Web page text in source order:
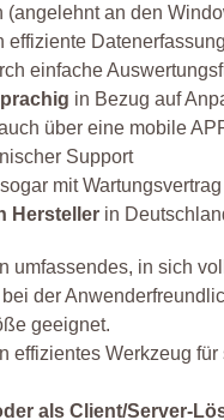
(angelehnt an den
effiziente Datenerfassung
einfache
in Bezug auf
über eine mobile
Support
mit
Hersteller in
umfassendes, in sich
der
geeignet.
effizientes Werkzeug
als Client/Server-